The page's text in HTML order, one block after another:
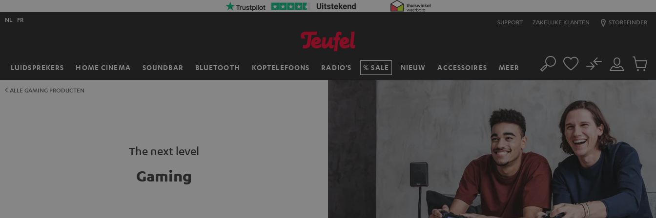
SUPPORT ZAKELIJKE KLANTEN STOREFINDER
LUIDSPREKERS HOME CINEMA SOUNDBAR BLUETOOTH KOPTELEFOONS RADIO'S SALE NIEUW ACCESSOIRES MEER
Selecteer
NL FR
Home Zoeken
Mijn
account
No
ALLE GAMING PRODUCTEN
The next level
Gaming